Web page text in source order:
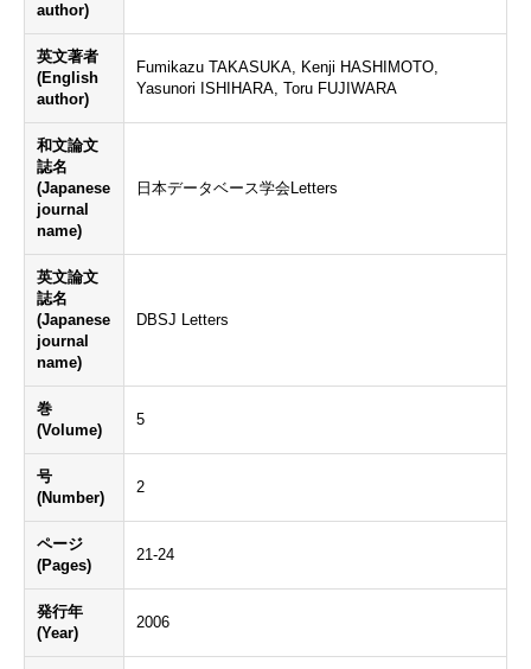
author)
英文著者
(English
author)
Fumikazu TAKASUKA, Kenji HASHIMOTO,
Yasunori ISHIHARA, Toru FUJIWARA
和文論文
誌名
(Japanese
journal
name)
日本データベース学会Letters
英文論文
誌名
(Japanese
journal
name)
DBSJ Letters
巻
(Volume)
5
号
(Number)
2
ページ
(Pages)
21-24
発行年
(Year)
2006